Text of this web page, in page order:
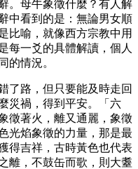
。母牛象徵什麼？有人解
中看到的是：無論男女順
比喻，就像西方宗教中用
每一爻的具體解讀，個人
的情況。
了路，但只要能及時走回
災禍，得到平安。「六
徵著火，離又通麗，象徵
光焰象徵的力量，那是最
得吉祥，古時黃色也代表
離，不鼓缶而歌，則大耋